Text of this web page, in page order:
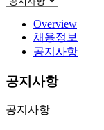
Overview
채용정보
공지사항
공지사항
공지사항